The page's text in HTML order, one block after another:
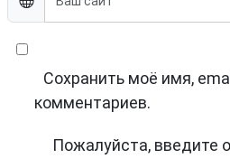
Сохранить моё имя,
комментариев.
Пожалуйста, введите